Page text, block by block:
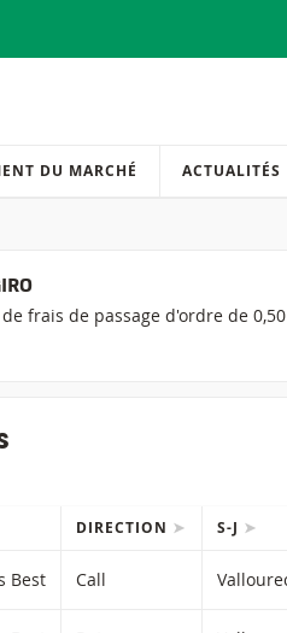
DU MARCHÉ ACTUALITÉS
frais de passage d'ordre de
DIRECTION S-J
Best Call